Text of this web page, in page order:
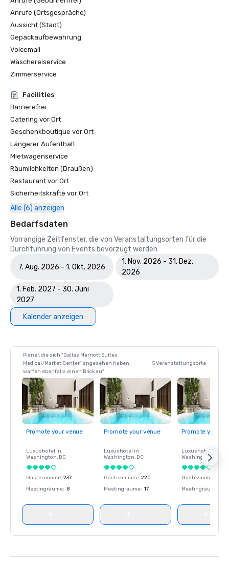
Anrufe (Ortsgespräche)
Aussicht (Stadt)
Gepäckaufbewahrung
Voicemail
Wäschereiservice
Zimmerservice
Facilities
Barrierefrei
Catering vor Ort
Geschenkboutique vor Ort
Längerer Aufenthalt
Mietwagenservice
Räumlichkeiten (Draußen)
Restaurant vor Ort
Sicherheitskräfte vor Ort
Alle (6) anzeigen
Bedarfsdaten
Vorrangige Zeitfenster, die von Veranstaltungsorten für die
Durchführung von Events bevorzugt werden
7. Aug. 2026 - 1. Okt. 2026
1. Nov. 2026 - 31. Dez.
2026
1. Feb. 2027 - 30. Juni
2027
Kalender anzeigen
Planer, die sich "Dallas Marriott Suites
Medical/Market Center" angesehen haben,
warfen ebenfalls einen Blick auf
5 Veranstaltungsorte
Promote your venue
Luxushotel in
Washington, DC
Gästezimmer: 237
Meetingräume: 8
Promote your venue
Luxushotel in
Washington, DC
Gästezimmer: 220
Meetingräume: 17
Promote your
Luxushotel in
Washington
Gästezimmer
Meetingräume